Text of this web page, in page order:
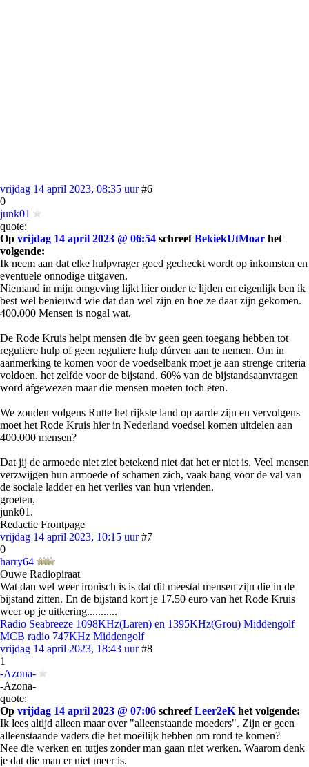
vrijdag 14 april 2023, 08:35 uur #6
0
junk01
quote:
Op vrijdag 14 april 2023 @ 06:54 schreefBekiekUtMoar het
volgende:
Ik neem aan dat elke hulpvrager goed gecheckt wordt op inkomsten en
eventuele onnodige uitgaven.
Niemand in mijn omgeving lijkt hier onder te lijden en eigenlijk ben ik
best wel benieuwd wie dat dan wel zijn en hoe ze daar zijn gekomen.
400.000 Mensen is nogal wat.
De Rode Kruis helpt mensen die bv geen geen toegang hebben tot
reguliere hulp of geen reguliere hulp dúrven aan te nemen. Om in
aanmerking te komen voor de voedselbank moet je aan strenge criteria
voldoen. het zelfde voor de bijstand. 60% van de bijstandsaanvragen
word afgewezen maar die mensen moeten toch eten.
We zouden volgens Rutte het rijkste land op aarde zijn en vervolgens
moet het Rode Kruis hier in Nederland voedsel komen uitdelen aan
400.000 mensen?
Dat jij de armoede niet ziet betekend niet dat het er niet is. Veel mensen
verzwijgen hun armoede of schamen zich, vaak bang voor de val van
de sociale ladder en het verlies van hun vrienden.
groeten,
junk01.
Redactie Frontpage
vrijdag 14 april 2023, 10:15 uur #7
0
harry64
Ouwe Radiopiraat
Wat dan wel weer ironisch is is dat dit meestal mensen zijn die in de
bijstand zitten. En de bijstand kort je 17.50 euro van het Rode Kruis
weer op je uitkering...........
Radio Seabreeze 1098KHz(Laren) en 1395KHz(Grou) Middengolf
MCB radio 747KHz Middengolf
vrijdag 14 april 2023, 18:43 uur #8
1
-Azona-
-Azona-
quote:
Op vrijdag 14 april 2023 @ 07:06 schreefLeer2eK het volgende:
Ik lees altijd alleen maar over "alleenstaande moeders". Zijn er geen
alleenstaande vaders die het moeilijk hebben om rond te komen?
Nee die werken en tutjes zonder man gaan niet werken. Waarom denk
je dat die man er niet meer is.